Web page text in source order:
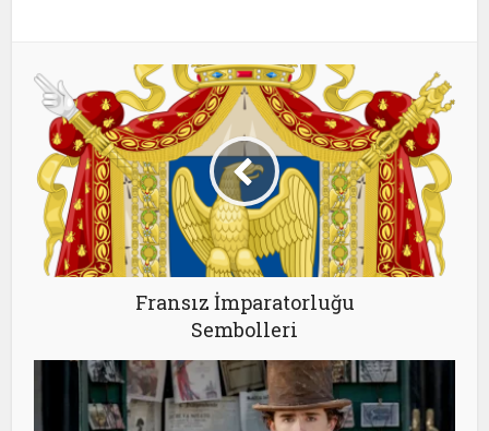
Fransız İmparatorluğu
Sembolleri